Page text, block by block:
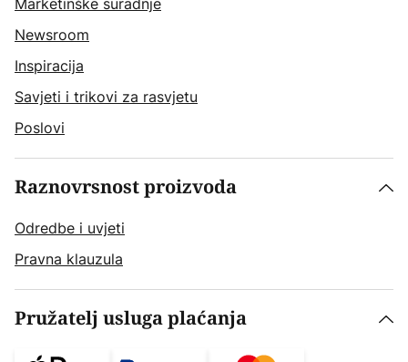
Newsroom
Inspiracija
Savjeti i trikovi za rasvjetu
Poslovi
Raznovrsnost proizvoda
Odredbe i uvjeti
Pravna klauzula
Pružatelj usluga plaćanja